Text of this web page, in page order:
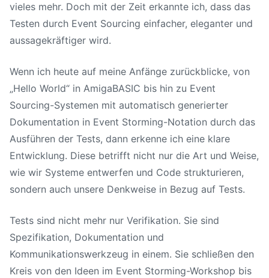
vieles mehr. Doch mit der Zeit erkannte ich, dass das
Testen durch Event Sourcing einfacher, eleganter und
aussagekräftiger wird.
Wenn ich heute auf meine Anfänge zurückblicke, von
„Hello World“ in AmigaBASIC bis hin zu Event
Sourcing-Systemen mit automatisch generierter
Dokumentation in Event Storming-Notation durch das
Ausführen der Tests, dann erkenne ich eine klare
Entwicklung. Diese betrifft nicht nur die Art und Weise,
wie wir Systeme entwerfen und Code strukturieren,
sondern auch unsere Denkweise in Bezug auf Tests.
Tests sind nicht mehr nur Verifikation. Sie sind
Spezifikation, Dokumentation und
Kommunikationswerkzeug in einem. Sie schließen den
Kreis von den Ideen im Event Storming-Workshop bis